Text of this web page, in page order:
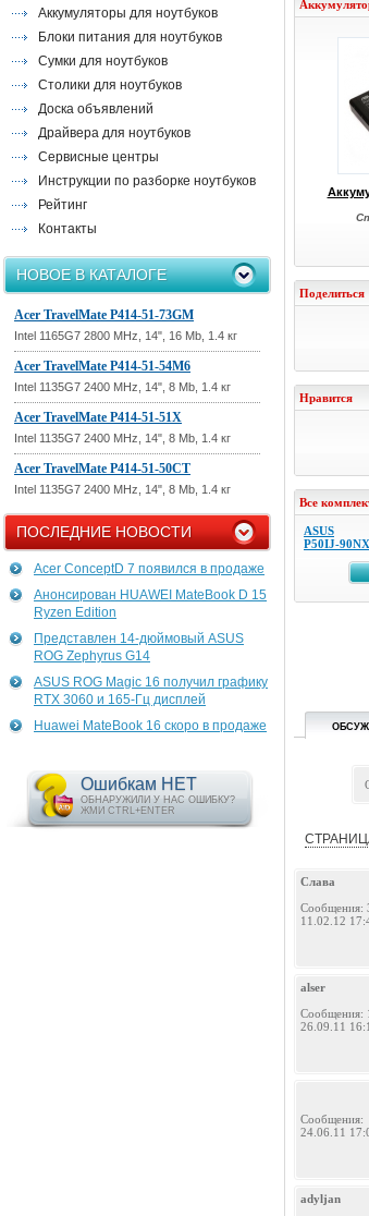
Аккумуляторы для ноутбуков
Блоки питания для ноутбуков
Сумки для ноутбуков
Столики для ноутбуков
Доска объявлений
Драйвера для ноутбуков
Сервисные центры
Инструкции по разборке ноутбуков
Рейтинг
Контакты
НОВОЕ В КАТАЛОГЕ
Acer TravelMate P414-51-73GM
Intel 1165G7 2800 MHz, 14", 16 Mb, 1.4 кг
Acer TravelMate P414-51-54M6
Intel 1135G7 2400 MHz, 14", 8 Mb, 1.4 кг
Acer TravelMate P414-51-51X
Intel 1135G7 2400 MHz, 14", 8 Mb, 1.4 кг
Acer TravelMate P414-51-50CT
Intel 1135G7 2400 MHz, 14", 8 Mb, 1.4 кг
ПОСЛЕДНИЕ НОВОСТИ
Acer ConceptD 7 появился в продаже
Анонсирован HUAWEI MateBook D 15
Ryzen Edition
Представлен 14-дюймовый ASUS
ROG Zephyrus G14
ASUS ROG Magic 16 получил графику
RTX 3060 и 165-Гц дисплей
Huawei MateBook 16 скоро в продаже
Ошибкам НЕТ
ОБНАРУЖИЛИ У НАС ОШИБКУ?
ЖМИ CTRL+ENTER
Поделиться
Нравится
Все
ASUS
P50IJ-
Слава
Сообщения:
11.02.12
alser
Сообщения:
26.09.11
Сообщения:
24.06.11
adyljan